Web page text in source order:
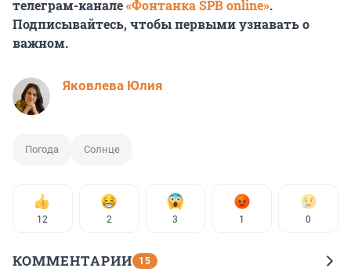
телеграм-канале«Фонтанка SPB online».
Подписывайтесь, чтобы первыми узнавать о
важном.
Яковлева Юлия
Погода Солнце
12 2 3 1 0
КОММЕНТАРИИ 15